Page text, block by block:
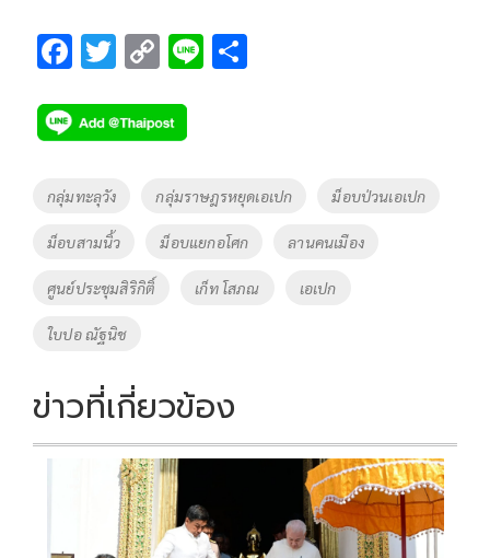
F
e
b
o
o
k
T
tt
er
C
p
y
Li
n
k
Li
Tags
กลุ่มทะลุวัง กลุ่มราษฎรหยุดเอเปก ม็อบป่วนเอเปก
ม็อบสามนิ้ว ม็อบแยกอโศก ลานคนเมือง
ศูนย์ประชุมสิริกิติ์ เก็ท โสภณ เอเปก
ใบปอ ณัฐนิช
ข่าวที่เกี่ยวข้อง